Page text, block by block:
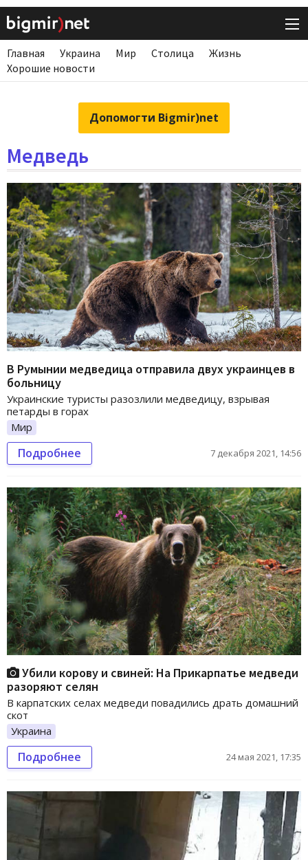
Главная Украина Мир Столица
Жизнь
Хорошие новости
Допомогти Bigmir)net
Медведь
В Румынии медведица отправила двух украинцев в
больницу
Украинские туристы разозлили медведицу, взрывая
петарды в горах
Мир
Подробнее 7 декабря 2021, 14:56
Убили корову и свиней: На Прикарпатье медведи
разоряют селян
В карпатских селах медведи повадились драть домашний
скот
Украина
Подробнее 24 мая 2021, 17:35